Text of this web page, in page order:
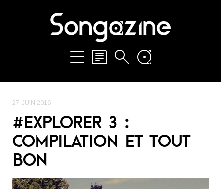
27 JUIN 2016
#EXPLORER 3 :
COMPILATION ET TOUT
BON